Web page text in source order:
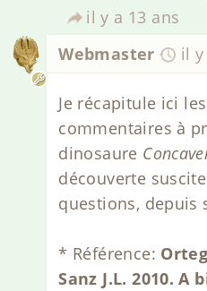
il y a 13 ans
Webmaster
il y
Je récapitule ici
commentaires à
dinosaure
découverte
questions, depuis
* Référence:
Sanz J.L. 2010. A